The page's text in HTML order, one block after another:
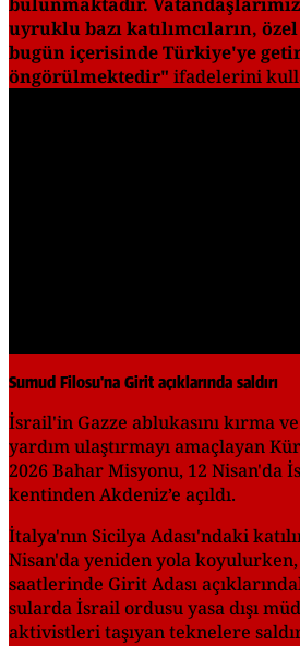
uyruklu bazı katılımcıların,
bugün içerisinde Türkiye'ye
öngörülmektedir" ifadelerini
Sumud Filosu'na Girit açıklarında saldırı
İsrail'in Gazze ablukasını kırma
yardım ulaştırmayı amaçlayan
2026 Bahar Misyonu, 12 Nisan'da
kentinden Akdeniz’e açıldı.
İtalya'nın Sicilya Adası'ndaki
Nisan'da yeniden yola koyulurken,
saatlerinde Girit Adası
sularda İsrail ordusu yasa dışı
aktivistleri taşıyan teknelere